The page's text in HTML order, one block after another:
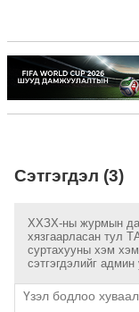
Сэтгэгдэл (3)
ХХЗХ-ны журмын
хязгаарласан тул
суртахууны хэм
сэтгэгдэлийг админ